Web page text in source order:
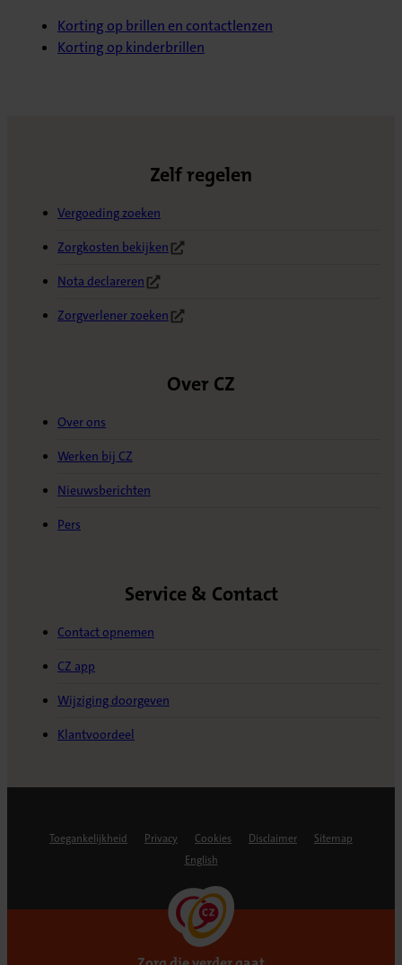
Korting op brillen en contactlenzen
Korting op kinderbrillen
Zelf regelen
Vergoeding zoeken
Zorgkosten bekijken
(Opent in nieuw tabblad)
Nota declareren
(Opent in nieuw tabblad)
Zorgverlener zoeken
(Opent in nieuw tabblad)
Over CZ
Over ons
Werken bij CZ
Nieuwsberichten
Pers
Service & Contact
Contact opnemen
CZ app
Wijziging doorgeven
Klantvoordeel
Toegankelijkheid Privacy Cookies Disclaimer
Sitemap
English